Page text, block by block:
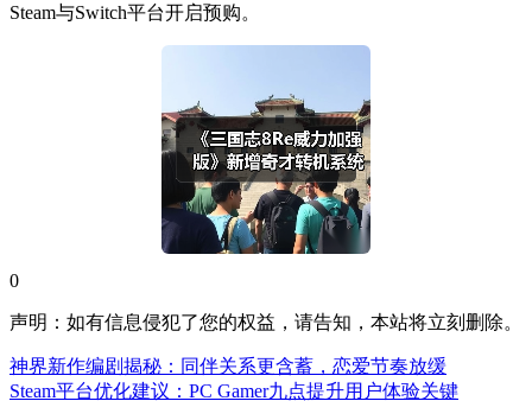
Steam与Switch平台开启预购。
0
声明：如有信息侵犯了您的权益，请告知，本站将立刻删除。
神界新作编剧揭秘：同伴关系更含蓄，恋爱节奏放缓
Steam平台优化建议：PC Gamer九点提升用户体验关键